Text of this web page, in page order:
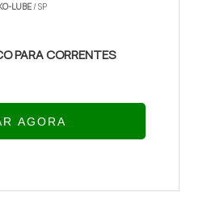
LUBE/ SP
PARA CORRENTES
AGORA